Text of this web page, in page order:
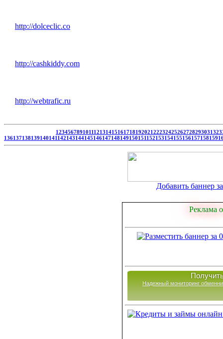
http://dolceclic.co
http://cashkiddy.com
http://webtrafic.ru
1234567891011121314151617181920212223242526272829303132
136137138139140141142143144145146147148149150151152153154155156157158159
Добавить баннер
Реклама
Надежный мониторинг